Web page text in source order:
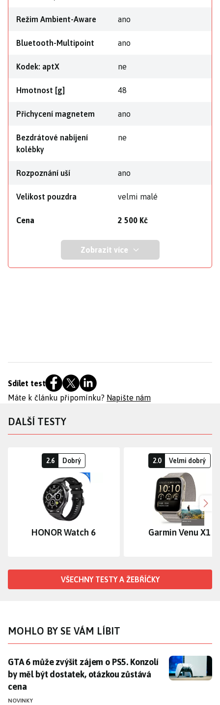
Režim Ambient-Aware ano
Bluetooth-Multipoint ano
Kodek: aptX ne
Hmotnost [g] 48
Přichycení magnetem ano
Bezdrátové nabíjení
kolébky
ne
Rozpoznání uší ano
Velikost pouzdra velmi malé
Cena 2 500 Kč
Zobrazit více
Sdílet test
Máte k článku připomínku? Napište nám
DALŠÍ TESTY
2.6 Dobrý
HONOR Watch 6
2.0 Velmi dobrý
Garmin Venu X1
VŠECHNY TESTY A ŽEBŘÍČKY
MOHLO BY SE VÁM LÍBIT
GTA 6 může zvýšit zájem o PS5. Konzolí by měl být
GTA 6 může zvýšit zájem o PS5. Konzolí
by měl být dostatek, otázkou zůstává
cena
NOVINKY